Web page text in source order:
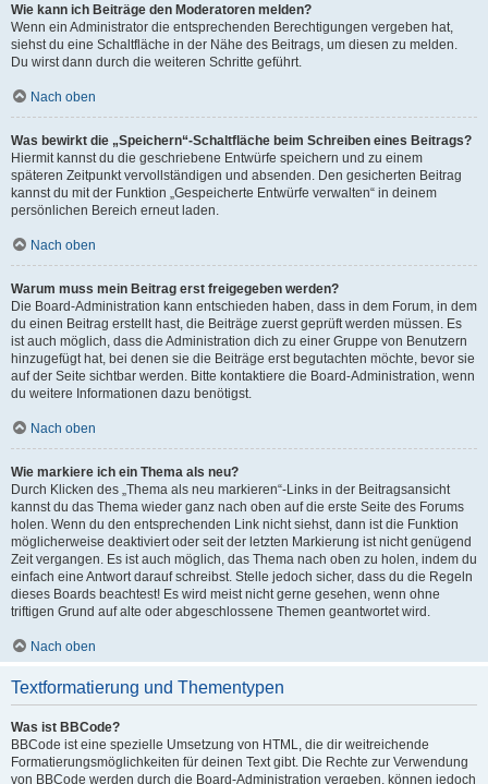
Wie kann ich Beiträge den Moderatoren melden?
Wenn ein Administrator die entsprechenden Berechtigungen vergeben hat,
siehst du eine Schaltfläche in der Nähe des Beitrags, um diesen zu melden.
Du wirst dann durch die weiteren Schritte geführt.
Nach oben
Was bewirkt die „Speichern“-Schaltfläche beim Schreiben eines Beitrags?
Hiermit kannst du die geschriebene Entwürfe speichern und zu einem
späteren Zeitpunkt vervollständigen und absenden. Den gesicherten Beitrag
kannst du mit der Funktion „Gespeicherte Entwürfe verwalten“ in deinem
persönlichen Bereich erneut laden.
Nach oben
Warum muss mein Beitrag erst freigegeben werden?
Die Board-Administration kann entschieden haben, dass in dem Forum, in dem
du einen Beitrag erstellt hast, die Beiträge zuerst geprüft werden müssen. Es
ist auch möglich, dass die Administration dich zu einer Gruppe von Benutzern
hinzugefügt hat, bei denen sie die Beiträge erst begutachten möchte, bevor sie
auf der Seite sichtbar werden. Bitte kontaktiere die Board-Administration, wenn
du weitere Informationen dazu benötigst.
Nach oben
Wie markiere ich ein Thema als neu?
Durch Klicken des „Thema als neu markieren“-Links in der Beitragsansicht
kannst du das Thema wieder ganz nach oben auf die erste Seite des Forums
holen. Wenn du den entsprechenden Link nicht siehst, dann ist die Funktion
möglicherweise deaktiviert oder seit der letzten Markierung ist nicht genügend
Zeit vergangen. Es ist auch möglich, das Thema nach oben zu holen, indem du
einfach eine Antwort darauf schreibst. Stelle jedoch sicher, dass du die Regeln
dieses Boards beachtest! Es wird meist nicht gerne gesehen, wenn ohne
triftigen Grund auf alte oder abgeschlossene Themen geantwortet wird.
Nach oben
Textformatierung und Thementypen
Was ist BBCode?
BBCode ist eine spezielle Umsetzung von HTML, die dir weitreichende
Formatierungsmöglichkeiten für deinen Text gibt. Die Rechte zur Verwendung
von BBCode werden durch die Board-Administration vergeben, können jedoch